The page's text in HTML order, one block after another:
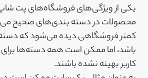
یکی از ویژگی‌های فروشگاه‌های پت
محصولات در دسته بندی‌های صحیح
کمتر فروشگاهی دیده می‌شود که دسته
باشد، اما ممکن است همه دسته‌ها
کاربر بهینه نشده باشند.